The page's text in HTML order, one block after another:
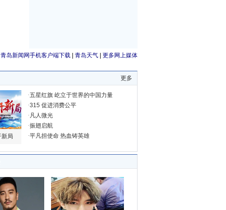
青岛新闻网手机客户端下载 青岛天气 更多网上媒体